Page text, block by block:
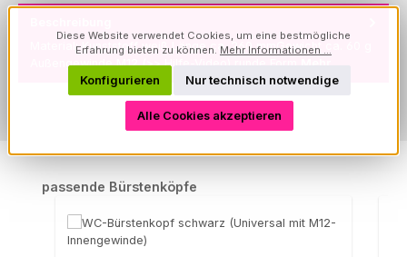
Material: Kunststoff weiß Länge ca. 260 mmGewicht ca. 60 g
Außengewinde M12 (>> Hilfe-Video) runde Form
Produktgalerie überspringen
passende Bürstenköpfe
Diese Website verwendet Cookies, um eine bestmögliche
Erfahrung bieten zu können. Mehr Informationen ...
Nur technisch notwendige
Konfigurieren
Alle Cookies akzeptieren